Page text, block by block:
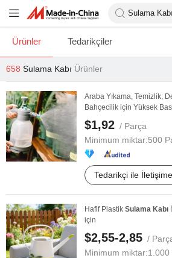
Ürünler Tedarikçiler
658 Sulama Kabı Ürünler
Araba Yıkama, Temizlik,
Bahçecilik için Yüksek
Uzun ...
$1,92 / Parça
Minimum miktar:500
Tedarikçi ile
Hafif Plastik Sulama Kabı
için
$2,55-2,85 /
Minimum miktar:1.000